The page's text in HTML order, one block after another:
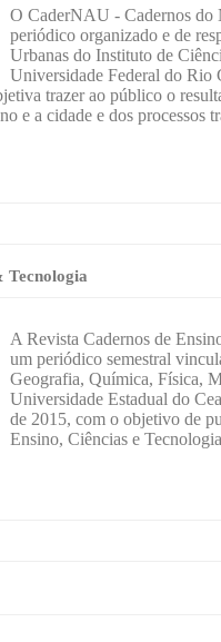
O CaderNAU - Cadernos do
periódico organizado e de
Urbanas do Instituto de
Universidade Federal do
trazer ao público o
e a cidade e dos processos
Tecnologia
A Revista Cadernos de
um periódico semestral
Geografia, Química, Física,
Universidade Estadual do
de 2015, com o objetivo de
Ensino, Ciências e